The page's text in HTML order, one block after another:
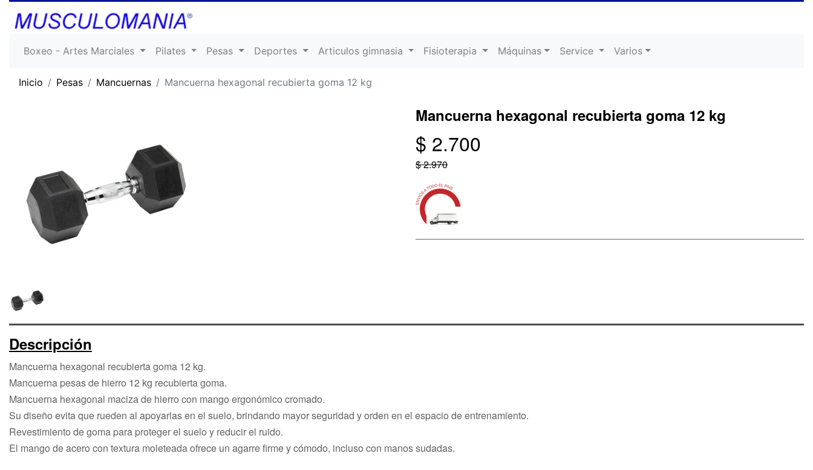
Boxeo - Artes Marciales Pilates Pesas Deportes Articulos gimnasia Fisioterapia Máquinas Service Varios
Inicio Pesas Mancuernas Mancuerna hexagonal recubierta goma 12 kg
Mancuerna hexagonal recubierta goma 12 kg
$ 2.700
$ 2.970
Descripción
Mancuerna hexagonal recubierta goma 12 kg.
Mancuerna pesas de hierro 12 kg recubierta goma.
Mancuerna hexagonal maciza de hierro con mango ergonómico cromado.
Su diseño evita que rueden al apoyarlas en el suelo, brindando mayor seguridad y orden en el espacio de entrenamiento.
Revestimiento de goma para proteger el suelo y reducir el ruido.
El mango de acero con textura moleteada ofrece un agarre firme y cómodo, incluso con manos sudadas.